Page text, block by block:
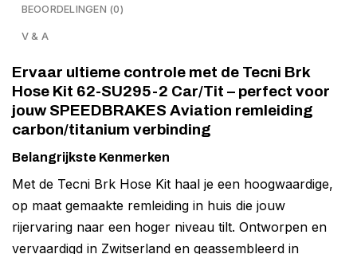
BEOORDELINGEN (0)
V & A
Ervaar ultieme controle met de Tecni Brk
Hose Kit 62-SU295-2 Car/Tit – perfect voor
jouw SPEEDBRAKES Aviation remleiding
carbon/titanium verbinding
Belangrijkste Kenmerken
Met de Tecni Brk Hose Kit haal je een hoogwaardige,
op maat gemaakte remleiding in huis die jouw
rijervaring naar een hoger niveau tilt. Ontworpen en
vervaardigd in Zwitserland en geassembleerd in